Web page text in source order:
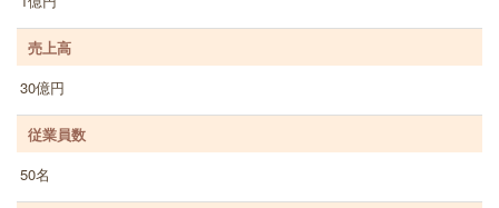
売上高
30億円
従業員数
50名